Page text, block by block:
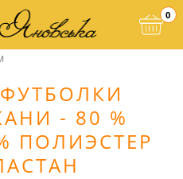
0
- 80 %
ПОЛИЭСТЕР